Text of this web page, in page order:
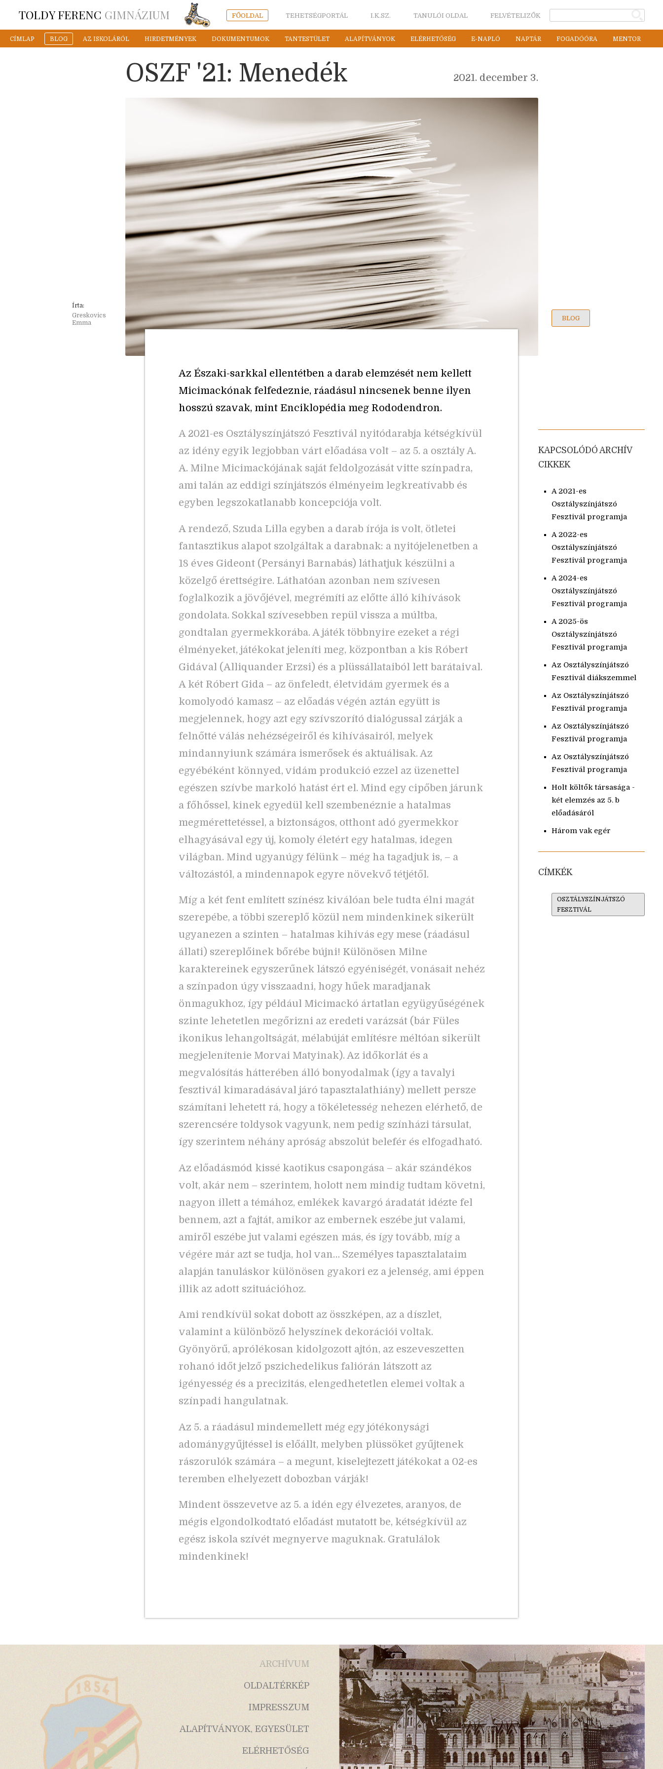
TOLDY FERENC GIMNÁZIUM FŐOLDAL TEHETSÉGPORTÁL I.K.SZ. TANULÓI OLDAL FELVÉTELIZŐK
CÍMLAP BLOG AZ ISKOLÁRÓL HIRDETMÉNYEK DOKUMENTUMOK TANTESTÜLET ALAPÍTVÁNYOK ELÉRHETŐSÉG E-NAPLÓ NAPTÁR FOGADÓÓRA MENTOR
OSZF '21: Menedék 2021. december 3.
Írta:
Greskovics
Emma
BLOG
Az Északi-sarkkal ellentétben a darab elemzését nem kellett
Micimackónak felfedeznie, ráadásul nincsenek benne ilyen
hosszú szavak, mint Enciklopédia meg Rododendron.
A 2021-es Osztályszínjátszó Fesztivál nyitódarabja kétségkívül
az idény egyik legjobban várt előadása volt – az 5. a osztály A.
A. Milne Micimackójának saját feldolgozását vitte színpadra,
ami talán az eddigi színjátszós élményeim legkreatívabb és
egyben legszokatlanabb koncepciója volt.
A rendező, Szuda Lilla egyben a darab írója is volt, ötletei
fantasztikus alapot szolgáltak a darabnak: a nyitójelenetben a
18 éves Gideont (Persányi Barnabás) láthatjuk készülni a
közelgő érettségire. Láthatóan azonban nem szívesen
foglalkozik a jövőjével, megrémíti az előtte álló kihívások
gondolata. Sokkal szívesebben repül vissza a múltba,
gondtalan gyermekkorába. A játék többnyire ezeket a régi
élményeket, játékokat jeleníti meg, központban a kis Róbert
Gidával (Alliquander Erzsi) és a plüssállataiból lett barátaival.
A két Róbert Gida – az önfeledt, életvidám gyermek és a
komolyodó kamasz – az előadás végén aztán együtt is
megjelennek, hogy azt egy szívszorító dialógussal zárják a
felnőtté válás nehézségeiről és kihívásairól, melyek
mindannyiunk számára ismerősek és aktuálisak. Az
egyébéként könnyed, vidám produkció ezzel az üzenettel
egészen szívbe markoló hatást ért el. Mind egy cipőben járunk
a főhőssel, kinek egyedül kell szembenéznie a hatalmas
megmérettetéssel, a biztonságos, otthont adó gyermekkor
elhagyásával egy új, komoly életért egy hatalmas, idegen
világban. Mind ugyanúgy félünk – még ha tagadjuk is, – a
változástól, a mindennapok egyre növekvő tétjétől.
Míg a két fent említett színész kiválóan bele tudta élni magát
szerepébe, a többi szereplő közül nem mindenkinek sikerült
ugyanezen a szinten – hatalmas kihívás egy mese (ráadásul
állati) szereplőinek bőrébe bújni! Különösen Milne
karaktereinek egyszerűnek látszó egyéniségét, vonásait nehéz
a színpadon úgy visszaadni, hogy hűek maradjanak
önmagukhoz, így például Micimackó ártatlan együgyűségének
szinte lehetetlen megőrizni az eredeti varázsát (bár Füles
ikonikus lehangoltságát, mélabúját említésre méltóan sikerült
megjelenítenie Morvai Matyinak). Az időkorlát és a
megvalósítás hátterében álló bonyodalmak (így a tavalyi
fesztivál kimaradásával járó tapasztalathiány) mellett persze
számítani lehetett rá, hogy a tökéletesség nehezen elérhető, de
szerencsére toldysok vagyunk, nem pedig színházi társulat,
így szerintem néhány apróság abszolút belefér és elfogadható.
Az előadásmód kissé kaotikus csapongása – akár szándékos
volt, akár nem – szerintem, holott nem mindig tudtam követni,
nagyon illett a témához, emlékek kavargó áradatát idézte fel
bennem, azt a fajtát, amikor az embernek eszébe jut valami,
amiről eszébe jut valami egészen más, és így tovább, míg a
végére már azt se tudja, hol van… Személyes tapasztalataim
alapján tanuláskor különösen gyakori ez a jelenség, ami éppen
illik az adott szituációhoz.
Ami rendkívül sokat dobott az összképen, az a díszlet,
valamint a különböző helyszínek dekorációi voltak.
Gyönyörű, aprólékosan kidolgozott ajtón, az eszeveszetten
rohanó időt jelző pszichedelikus faliórán látszott az
igényesség és a precizitás, elengedhetetlen elemei voltak a
színpadi hangulatnak.
Az 5. a ráadásul mindemellett még egy jótékonysági
adománygyűjtéssel is előállt, melyben plüssöket gyűjtenek
rászorulók számára – a megunt, kiselejtezett játékokat a 02-es
teremben elhelyezett dobozban várják!
Mindent összevetve az 5. a idén egy élvezetes, aranyos, de
mégis elgondolkodtató előadást mutatott be, kétségkívül az
egész iskola szívét megnyerve maguknak. Gratulálok
mindenkinek!
KAPCSOLÓDÓ ARCHÍV
CIKKEK
A 2021-es
Osztályszínjátszó
Fesztivál programja
A 2022-es
Osztályszínjátszó
Fesztivál programja
A 2024-es
Osztályszínjátszó
Fesztivál programja
A 2025-ös
Osztályszínjátszó
Fesztivál programja
Az Osztályszínjátszó
Fesztivál diákszemmel
Az Osztályszínjátszó
Fesztivál programja
Az Osztályszínjátszó
Fesztivál programja
Az Osztályszínjátszó
Fesztivál programja
Holt költők társasága -
két elemzés az 5. b
előadásáról
Három vak egér
CÍMKÉK
OSZTÁLYSZÍNJÁTSZÓ
FESZTIVÁL
ARCHÍVUM
OLDALTÉRKÉP
IMPRESSZUM
ALAPÍTVÁNYOK, EGYESÜLET
ELÉRHETŐSÉG